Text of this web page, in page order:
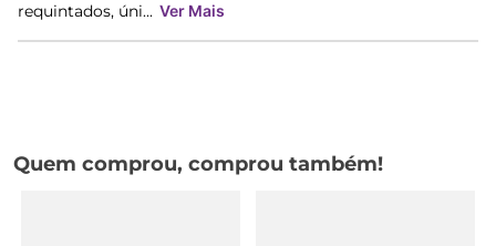
requintados, úni... Ver Mais
Quem comprou, comprou também!